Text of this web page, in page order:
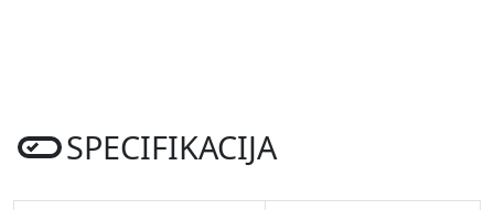
SPECIFIKACIJA